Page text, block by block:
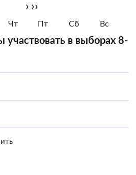
› ››
Чт Пт Сб Вс
участвовать в выборах 8-